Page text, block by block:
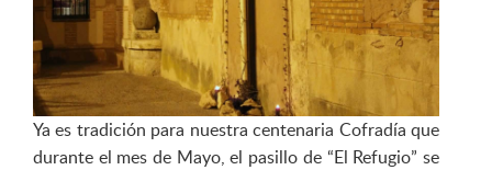
Ya es tradición para nuestra centenaria Cofradía que
durante el mes de Mayo, el pasillo de “El Refugio” se